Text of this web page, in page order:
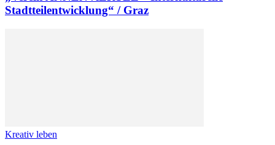
Stadtteilentwicklung“ / Graz
Kreativ leben